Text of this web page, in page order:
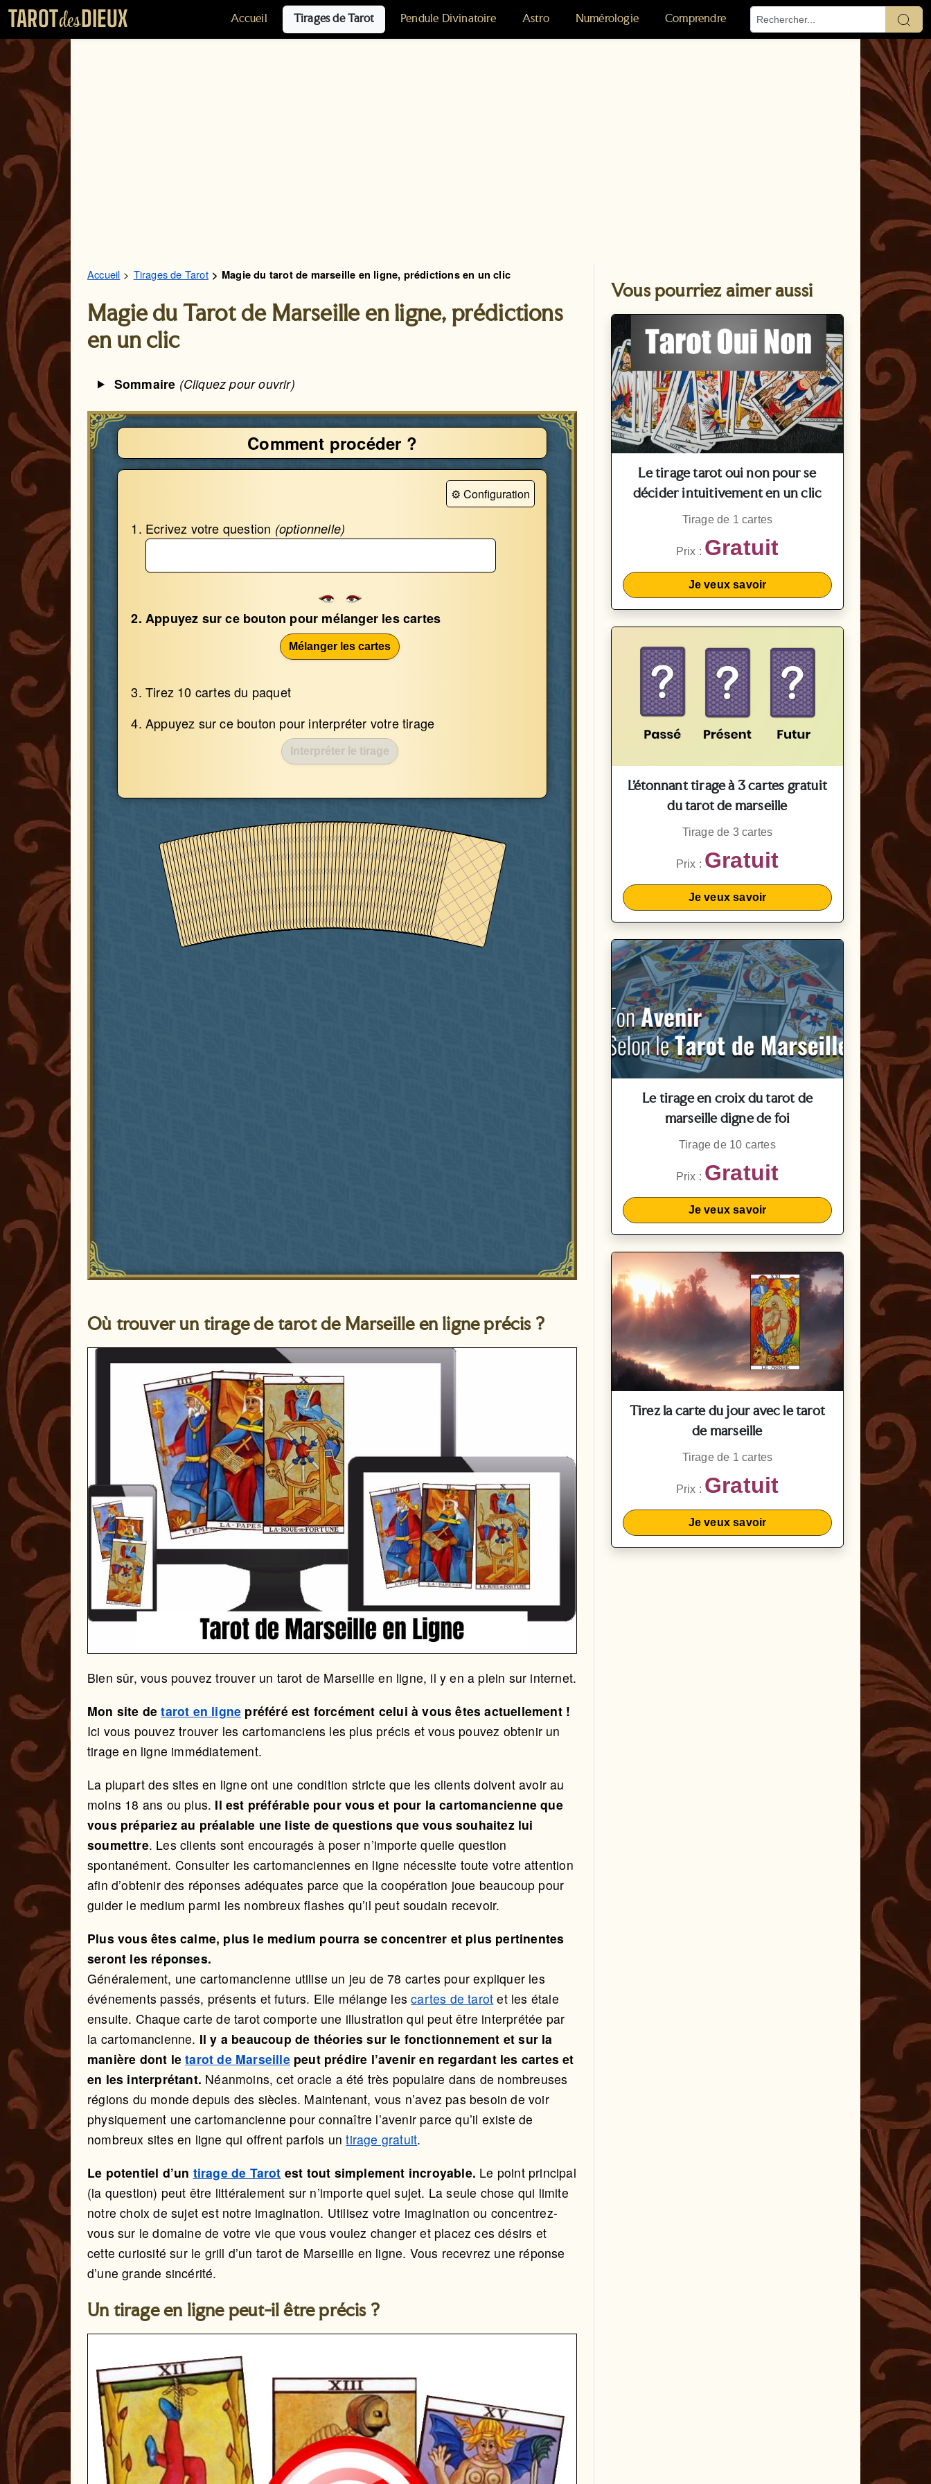
TAROTdesDIEUX Accueil Tirages de Tarot Pendule Divinatoire Astro Numérologie Comprendre
Accueil Tirages de Tarot Magie du tarot de marseille en ligne, prédictions en un clic
Magie du Tarot de Marseille en ligne, prédictions
en un clic
Sommaire (Cliquez pour ouvrir)
Comment procéder ?
⚙ Configuration
Ecrivez votre question (optionnelle)
Appuyez sur ce bouton pour mélanger les cartes
Mélanger les cartes
Tirez 10 cartesdu paquet
Appuyez sur ce bouton pour interpréter votre tirage
Interpréter le tirage
Où trouver un tirage de tarot de Marseille en ligne précis ?
Bien sûr, vous pouvez trouver un tarot de Marseille en ligne, il y en a plein sur internet.
Mon site detarot en ligne préféré est forcément celui à vous êtes actuellement !
Ici vous pouvez trouver les cartomanciens les plus précis et vous pouvez obtenir un
tirage en ligne immédiatement.
La plupart des sites en ligne ont une condition stricte que les clients doivent avoir au
moins 18 ans ou plus. Il est préférable pour vous et pour la cartomancienne que
vous prépariez au préalable une liste de questions que vous souhaitez lui
soumettre. Les clients sont encouragés à poser n’importe quelle question
spontanément. Consulter les cartomanciennes en ligne nécessite toute votre attention
afin d’obtenir des réponses adéquates parce que la coopération joue beaucoup pour
guider le medium parmi les nombreux flashes qu’il peut soudain recevoir.
Plus vous êtes calme, plus le medium pourra se concentrer et plus pertinentes
seront les réponses.
Généralement, une cartomancienne utilise un jeu de 78 cartes pour expliquer les
événements passés, présents et futurs. Elle mélange lescartes de tarot et les étale
ensuite. Chaque carte de tarot comporte une illustration qui peut être interprétée par
la cartomancienne. Il y a beaucoup de théories sur le fonctionnement et sur la
manière dont letarot de Marseillepeut prédire l’avenir en regardant les cartes et
en les interprétant. Néanmoins, cet oracle a été très populaire dans de nombreuses
régions du monde depuis des siècles. Maintenant, vous n’avez pas besoin de voir
physiquement une cartomancienne pour connaître l’avenir parce qu’il existe de
nombreux sites en ligne qui offrent parfois untirage gratuit.
Le potentiel d’un tirage de Tarot est tout simplement incroyable. Le point principal
(la question) peut être littéralement sur n’importe quel sujet. La seule chose qui limite
notre choix de sujet est notre imagination. Utilisez votre imagination ou concentrez-
vous sur le domaine de votre vie que vous voulez changer et placez ces désirs et
cette curiosité sur le grill d’un tarot de Marseille en ligne. Vous recevrez une réponse
d’une grande sincérité.
Un tirage en ligne peut-il être précis ?
Vous pourriez aimer aussi
Le tirage tarot oui non pour se
décider intuitivement en un clic
Tirage de 1 cartes
Prix : Gratuit
Je veux savoir
L’étonnant tirage à 3 cartes gratuit
du tarot de marseille
Tirage de 3 cartes
Prix : Gratuit
Je veux savoir
Le tirage en croix du tarot de
marseille digne de foi
Tirage de 10 cartes
Prix : Gratuit
Je veux savoir
Tirez la carte du jour avec le tarot
de marseille
Tirage de 1 cartes
Prix : Gratuit
Je veux savoir